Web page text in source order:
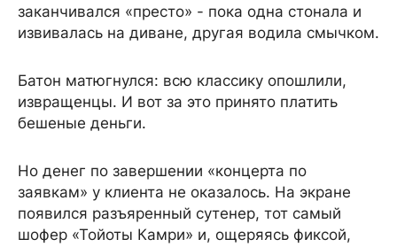
заканчивался «престо» - пока одна стонала и
извивалась на диване, другая водила смычком.
Батон матюгнулся: всю классику опошлили,
извращенцы. И вот за это принято платить
бешеные деньги.
Но денег по завершении «концерта по
заявкам» у клиента не оказалось. На экране
появился разъяренный сутенер, тот самый
шофер «Тойоты Камри» и, ощеряясь фиксой,